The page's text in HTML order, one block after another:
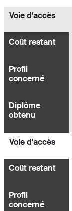
Voie d'accès
Coût restant
Profil concerné
Diplôme obtenu
Voie d'accès
Coût restant
Profil
concerné
Diplôme
obtenu
Voie d'accès
Coût restant
Profil
concerné